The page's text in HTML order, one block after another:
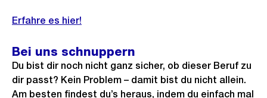
Erfahre es hier!
Bei uns schnuppern
Du bist dir noch nicht ganz sicher, ob dieser Beruf zu
dir passt? Kein Problem – damit bist du nicht allein.
Am besten findest du’s heraus, indem du einfach mal